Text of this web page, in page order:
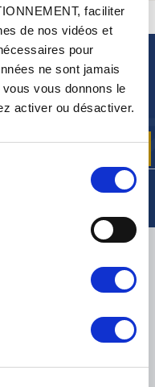
faciliter
de nos vidéos et
pour
ne sont jamais
vous donnons le
activer ou désactiver.
CONTACTEZ-NOUS
gratuitement
produits
TNT, GÉODIS, FRANCE EXPRESS, DPD